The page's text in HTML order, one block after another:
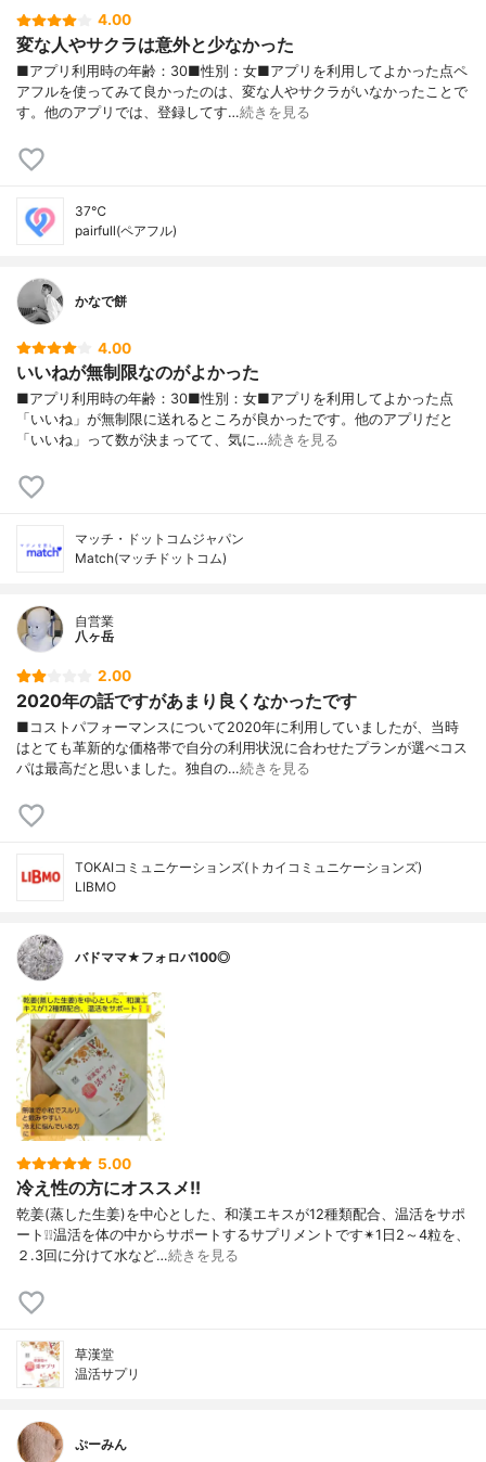
4.00
変な人やサクラは意外と少なかった
■アプリ利用時の年齢：30■性別：女■アプリを利用してよかった点ペ
アフルを使ってみて良かったのは、変な人やサクラがいなかったことで
す。他のアプリでは、登録してす…続きを見る
37℃
pairfull(ペアフル)
かなで餅
4.00
いいねが無制限なのがよかった
■アプリ利用時の年齢：30■性別：女■アプリを利用してよかった点
「いいね」が無制限に送れるところが良かったです。他のアプリだと
「いいね」って数が決まってて、気に…続きを見る
マッチ・ドットコムジャパン
Match(マッチドットコム)
自営業
八ヶ岳
2.00
2020年の話ですがあまり良くなかったです
■コストパフォーマンスについて2020年に利用していましたが、当時
はとても革新的な価格帯で自分の利用状況に合わせたプランが選べコス
パは最高だと思いました。独自の…続きを見る
TOKAIコミュニケーションズ(トカイコミュニケーションズ)
LIBMO
バドママ★フォロバ100◎
5.00
冷え性の方にオススメ!!
乾姜(蒸した生姜)を中心とした、和漢エキスが12種類配合、温活をサポ
ート❕❕温活を体の中からサポートするサプリメントです✴1日2～4粒を、
２.3回に分けて水など…続きを見る
草漢堂
温活サプリ
ぷーみん